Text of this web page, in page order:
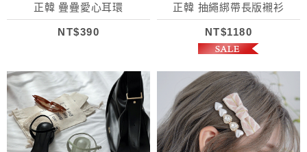
正韓 疊疊愛心耳環
NT$390
正韓 抽繩綁帶長版襯衫
NT$1180